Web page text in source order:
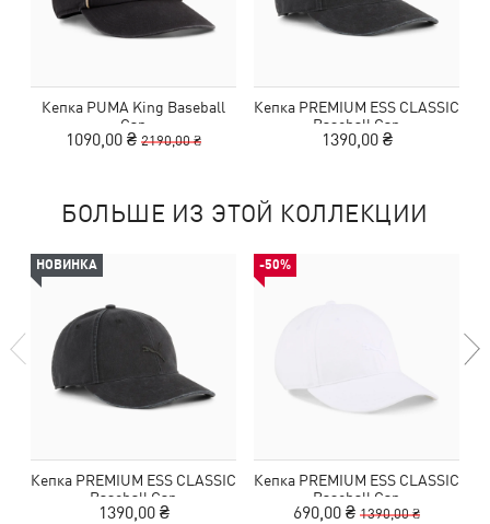
Кепка PUMA King Baseball
Cap
1090,00 ₴ 2190,00 ₴
Кепка PREMIUM ESS CLASSIC
Baseball Cap
1390,00 ₴
БОЛЬШЕ ИЗ ЭТОЙ КОЛЛЕКЦИИ
НОВИНКА
Кепка PREMIUM ESS CLASSIC
Baseball Cap
1390,00 ₴
-50%
Кепка PREMIUM ESS CLASSIC
Baseball Cap
690,00 ₴ 1390,00 ₴